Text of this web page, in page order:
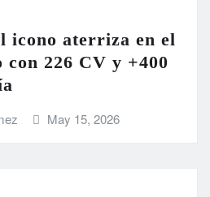
icono aterriza en el
226 CV y +400
May 15, 2026